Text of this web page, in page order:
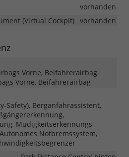
vorhanden
(Virtual Cockpit) vorhanden
Vorne, Beifahrerairbag
Vorne, Beifahrerairbag
Safety), Berganfahrassistent,
Müdigkeitserkennungs-
Notbremssystem,